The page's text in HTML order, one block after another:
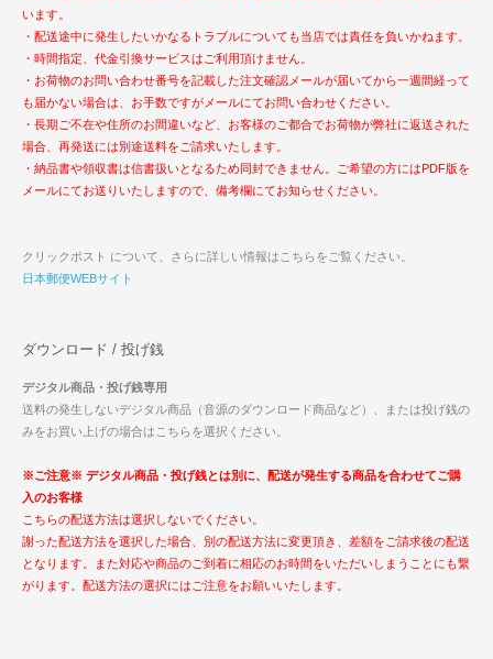
います。
・配送途中に発生したいかなるトラブルについても当店では責任を負いかねます。
・時間指定、代金引換サービスはご利用頂けません。
・お荷物のお問い合わせ番号を記載した注文確認メールが届いてから一週間経って
も届かない場合は、お手数ですがメールにてお問い合わせください。
・長期ご不在や住所のお間違いなど、お客様のご都合でお荷物が弊社に返送された
場合、再発送には別途送料をご請求いたします。
・納品書や領収書は信書扱いとなるため同封できません。ご希望の方にはPDF版を
メールにてお送りいたしますので、備考欄にてお知らせください。
クリックポスト について、さらに詳しい情報はこちらをご覧ください。
日本郵便WEBサイト
ダウンロード / 投げ銭
デジタル商品・投げ銭専用
送料の発生しないデジタル商品（音源のダウンロード商品など）、または投げ銭の
みをお買い上げの場合はこちらを選択ください。
※ご注意※ デジタル商品・投げ銭とは別に、配送が発生する商品を合わせてご購
入のお客様
こちらの配送方法は選択しないでください。
謝った配送方法を選択した場合、別の配送方法に変更頂き、差額をご請求後の配送
となります。また対応や商品のご到着に相応のお時間をいただいしまうことにも繋
がります。配送方法の選択にはご注意をお願いいたします。